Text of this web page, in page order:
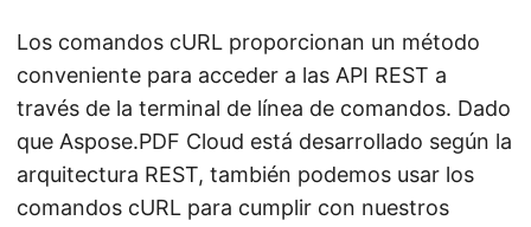
Los comandos cURL proporcionan un método
conveniente para acceder a las API REST a
través de la terminal de línea de comandos. Dado
que Aspose.PDF Cloud está desarrollado según la
arquitectura REST, también podemos usar los
comandos cURL para cumplir con nuestros